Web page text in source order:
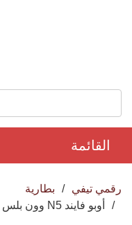
القائمة
رقمي تيفي
بطارية
أوبو فايند N5 وون بلس أوبن 2: الهواتف القابلة للطي